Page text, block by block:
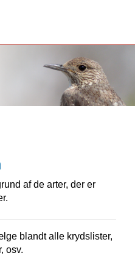
af de arter, der er
blandt alle krydslister,
osv.